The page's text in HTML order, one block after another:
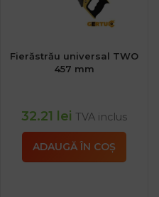
Fierăstrău universal TWO
457 mm
32.21 lei TVA inclus
ADAUGĂ ÎN COȘ